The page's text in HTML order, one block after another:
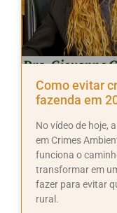
Como evitar
fazenda em
No vídeo de hoje,
em Crimes
funciona o
transformar em
fazer para evitar
rural.